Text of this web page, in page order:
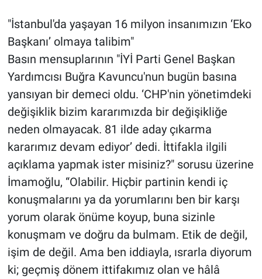
"İstanbul'da yaşayan 16 milyon insanımızın ‘Eko
Başkanı’ olmaya talibim"
Basın mensuplarının "İYİ Parti Genel Başkan
Yardımcısı Buğra Kavuncu'nun bugün basına
yansıyan bir demeci oldu. ‘CHP'nin yönetimdeki
değişiklik bizim kararımızda bir değişikliğe
neden olmayacak. 81 ilde aday çıkarma
kararımız devam ediyor’ dedi. İttifakla ilgili
açıklama yapmak ister misiniz?" sorusu üzerine
İmamoğlu, “Olabilir. Hiçbir partinin kendi iç
konuşmalarını ya da yorumlarını ben bir karşı
yorum olarak önüme koyup, buna sizinle
konuşmam ve doğru da bulmam. Etik de değil,
işim de değil. Ama ben iddiayla, ısrarla diyorum
ki; geçmiş dönem ittifakımız olan ve hâlâ